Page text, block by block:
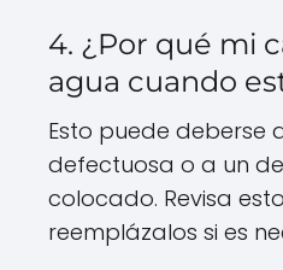
4. ¿Por qué mi
agua cuando
Esto puede deberse
defectuosa o a un
colocado. Revisa
reemplázalos si es